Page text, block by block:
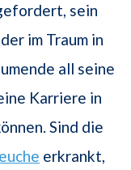
sein
im Traum in
all seine
Karriere in
Sind die
erkrankt,